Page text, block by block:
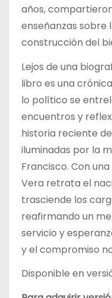
años,
enseñanzas sobre
construcción del
Lejos de una
libro es una
lo político se
encuentros y
historia reciente
iluminadas por la
Francisco. Con
Vera retrata el
trasciende los
reafirmando un
servicio y
y el compromiso
Disponible en